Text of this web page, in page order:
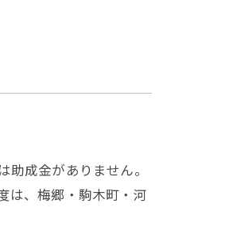
成金がありません。
は、梅郷・駒木町・河